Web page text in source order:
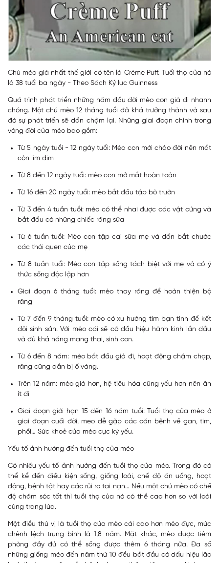
Chú mèo già nhất thế giới có tên là Crème Puff. Tuổi thọ của nó
là 38 tuổi ba ngày - Theo Sách Kỷ lục Guinness
Quá trình phát triển những năm đầu đời mèo con già đi nhanh
chóng. Một chú mèo 12 tháng tuổi đã khá trưởng thành và sau
đó sự phát triển sẽ dần chậm lại. Những giai đoạn chính trong
vòng đời của mèo bao gồm:
Từ 5 ngày tuổi - 12 ngày tuổi: Mèo con mới chào đời nên mắt
còn lim dim
Từ 8 đến 12 ngày tuổi: mèo con mở mắt hoàn toàn
Từ 16 đến 20 ngày tuổi: mèo bắt đầu tập bò trườn
Từ 3 đến 4 tuần tuổi: mèo có thể nhai được các vật cứng và
bắt đầu có những chiếc răng sữa
Từ 6 tuần tuổi: Mèo con tập cai sữa mẹ và dần bắt chước
các thói quen của mẹ
Từ 8 tuần tuổi: Mèo con tập sống tách biệt với mẹ và có ý
thức sống độc lập hơn
Giai đoạn 6 tháng tuổi: mèo thay răng để hoàn thiện bộ
răng
Từ 7 đến 9 tháng tuổi: mèo có xu hướng tìm bạn tình để kết
đôi sinh sản. Với mèo cái sẽ có dấu hiệu hành kinh lần đầu
và đủ khả năng mang thai, sinh con.
Từ 6 đến 8 năm: mèo bắt đầu già đi, hoạt động chậm chạp,
răng cũng dần bị ố vàng.
Trên 12 năm: mèo già hơn, hệ tiêu hóa cũng yếu hơn nên ăn
ít đi
Giai đoạn giới hạn 15 đến 16 năm tuổi: Tuổi thọ của mèo ở
giai đoạn cuối đời, meo dễ gặp các căn bệnh về gan, tim,
phổi… Sức khoẻ của mèo cực kỳ yếu.
Yếu tố ảnh hưởng đến tuổi thọ của mèo
Có nhiều yếu tố ảnh hưởng đến tuổi thọ của mèo. Trong đó có
thể kể đến điều kiện sống, giống loài, chế độ ăn uống, hoạt
động, bệnh tật hay các rủi ro tai nạn… Nếu một chú mèo có chế
độ chăm sóc tốt thì tuổi thọ của nó có thể cao hơn so với loài
cùng trang lứa.
Một điều thú vị là tuổi thọ của mèo cái cao hơn mèo đực, mức
chênh lệch trung bình là 1,8 năm. Mặt khác, mèo được tiêm
phòng đầy đủ có thể sống được thêm 6 tháng nữa. Đa số
những giống mèo đến năm thứ 10 đều bắt đầu có dấu hiệu lão